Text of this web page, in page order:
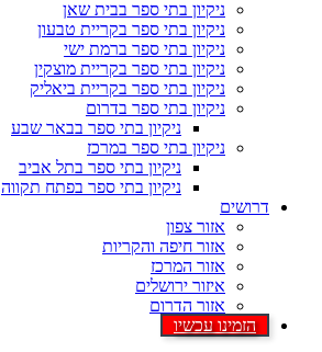
ניקיון בתי ספר בבית שאן
ניקיון בתי ספר בקריית טבעון
ניקיון בתי ספר ברמת ישי
ניקיון בתי ספר בקריית מוצקין
ניקיון בתי ספר בקריית ביאליק
ניקיון בתי ספר בדרום
ניקיון בתי ספר בבאר שבע
ניקיון בתי ספר במרכז
ניקיון בתי ספר בתל אביב
ניקיון בתי ספר בפתח תקווה
דרושים
אזור צפון
אזור חיפה והקריות
אזור המרכז
איזור ירושלים
אזור הדרום
הזמינו עכשיו